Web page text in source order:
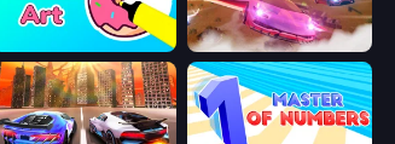
Ultimate Flying Car